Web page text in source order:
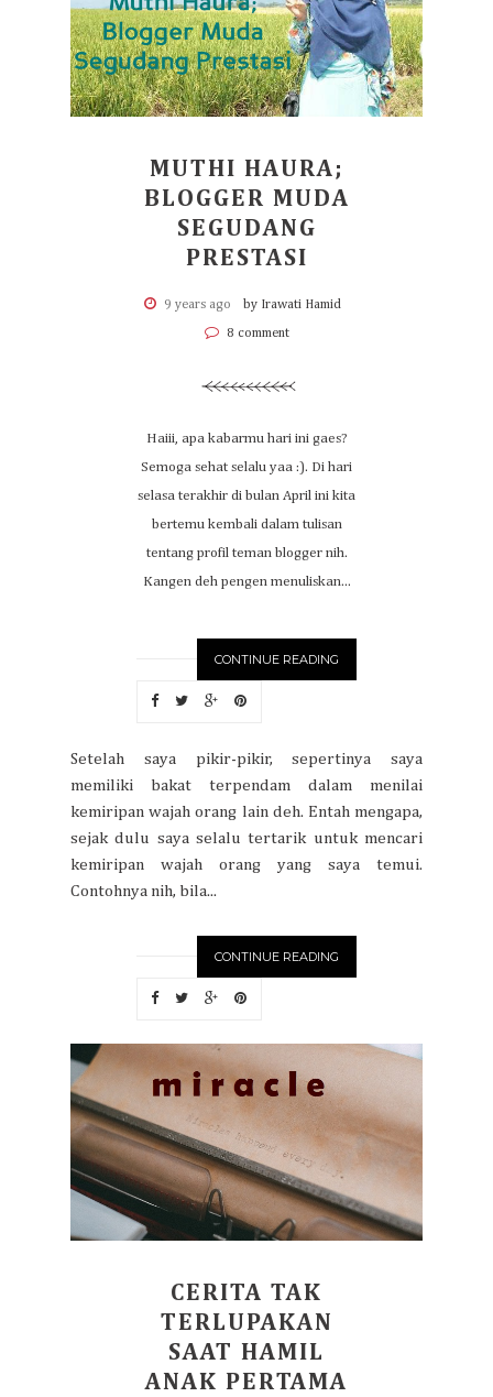
MUTHI HAURA;
BLOGGER MUDA
SEGUDANG
PRESTASI
9 years ago by Irawati Hamid
8 comment
Haiii, apa kabarmu hari ini gaes?
Semoga sehat selalu yaa :). Di hari
selasa terakhir di bulan April ini kita
bertemu kembali dalam tulisan
tentang profil teman blogger nih.
Kangen deh pengen menuliskan...
CONTINUE READING
Setelah saya pikir-pikir, sepertinya saya
memiliki bakat terpendam dalam menilai
kemiripan wajah orang lain deh. Entah mengapa,
sejak dulu saya selalu tertarik untuk mencari
kemiripan wajah orang yang saya temui.
Contohnya nih, bila...
CONTINUE READING
CERITA TAK
TERLUPAKAN
SAAT HAMIL
ANAK PERTAMA